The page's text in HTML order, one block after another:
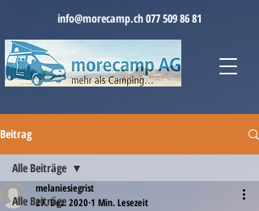
info@morecamp.ch077 509 86 81
Beitrag
Alle Beiträge
Alle Beiträge
melaniesiegrist
27. Dez. 2020 1 Min. Lesezeit